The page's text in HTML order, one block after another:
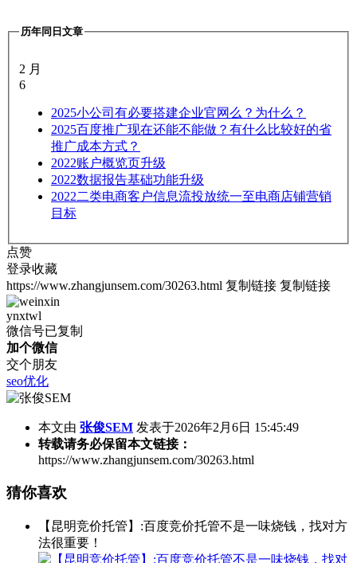
历年同日文章
2 月
6
2025小公司有必要搭建企业官网么？为什么？
2025百度推广现在还能不能做？有什么比较好的省
推广成本方式？
2022账户概览页升级
2022数据报告基础功能升级
2022二类电商客户信息流投放统一至电商店铺营销
目标
点赞
登录收藏
https://www.zhangjunsem.com/30263.html 复制链接 复制链接
ynxtwl
微信号已复制
加个微信
交个朋友
seo优化
本文由 张俊SEM 发表于2026年2月6日 15:45:49
转载请务必保留本文链接：
https://www.zhangjunsem.com/30263.html
猜你喜欢
【昆明竞价托管】:百度竞价托管不是一味烧钱，找对方
法很重要！